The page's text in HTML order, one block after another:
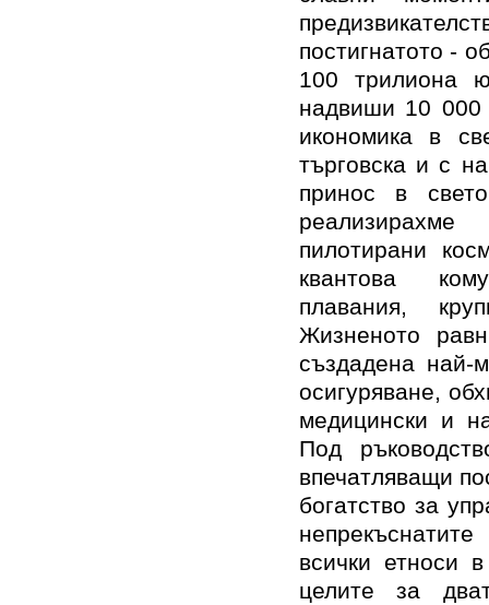
постигнатото -
100 трилиона
надвиши 10 000
икономика в
търговска и с
принос в
пилотирани
квантова
плавания,
Жизненото
създадена най-
осигуряване,
медицински и
Под
впечатляващи
богатство за
всички етноси
целите за